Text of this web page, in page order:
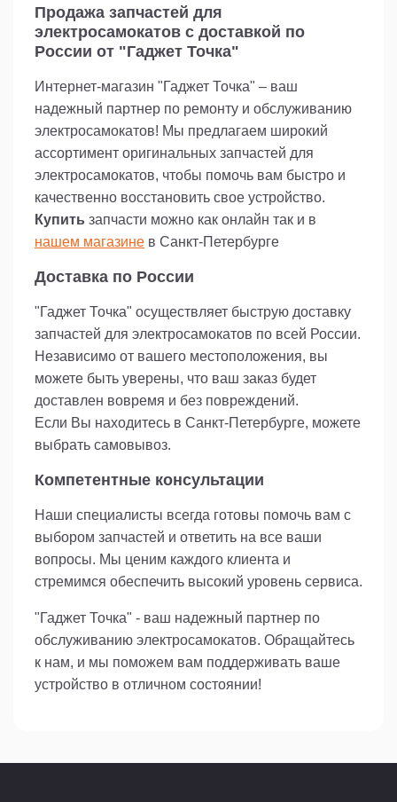
Продажа запчастей для
электросамокатов с доставкой по
России от "Гаджет Точка"
Интернет-магазин "Гаджет Точка" – ваш
надежный партнер по ремонту и обслуживанию
электросамокатов! Мы предлагаем широкий
ассортимент оригинальных запчастей для
электросамокатов, чтобы помочь вам быстро и
качественно восстановить свое устройство.
Купить запчасти можно как онлайн так и в
нашем магазине в Санкт-Петербурге
Доставка по России
"Гаджет Точка" осуществляет быструю доставку
запчастей для электросамокатов по всей России.
Независимо от вашего местоположения, вы
можете быть уверены, что ваш заказ будет
доставлен вовремя и без повреждений.
Если Вы находитесь в Санкт-Петербурге, можете
выбрать самовывоз.
Компетентные консультации
Наши специалисты всегда готовы помочь вам с
выбором запчастей и ответить на все ваши
вопросы. Мы ценим каждого клиента и
стремимся обеспечить высокий уровень сервиса.
"Гаджет Точка" - ваш надежный партнер по
обслуживанию электросамокатов. Обращайтесь
к нам, и мы поможем вам поддерживать ваше
устройство в отличном состоянии!